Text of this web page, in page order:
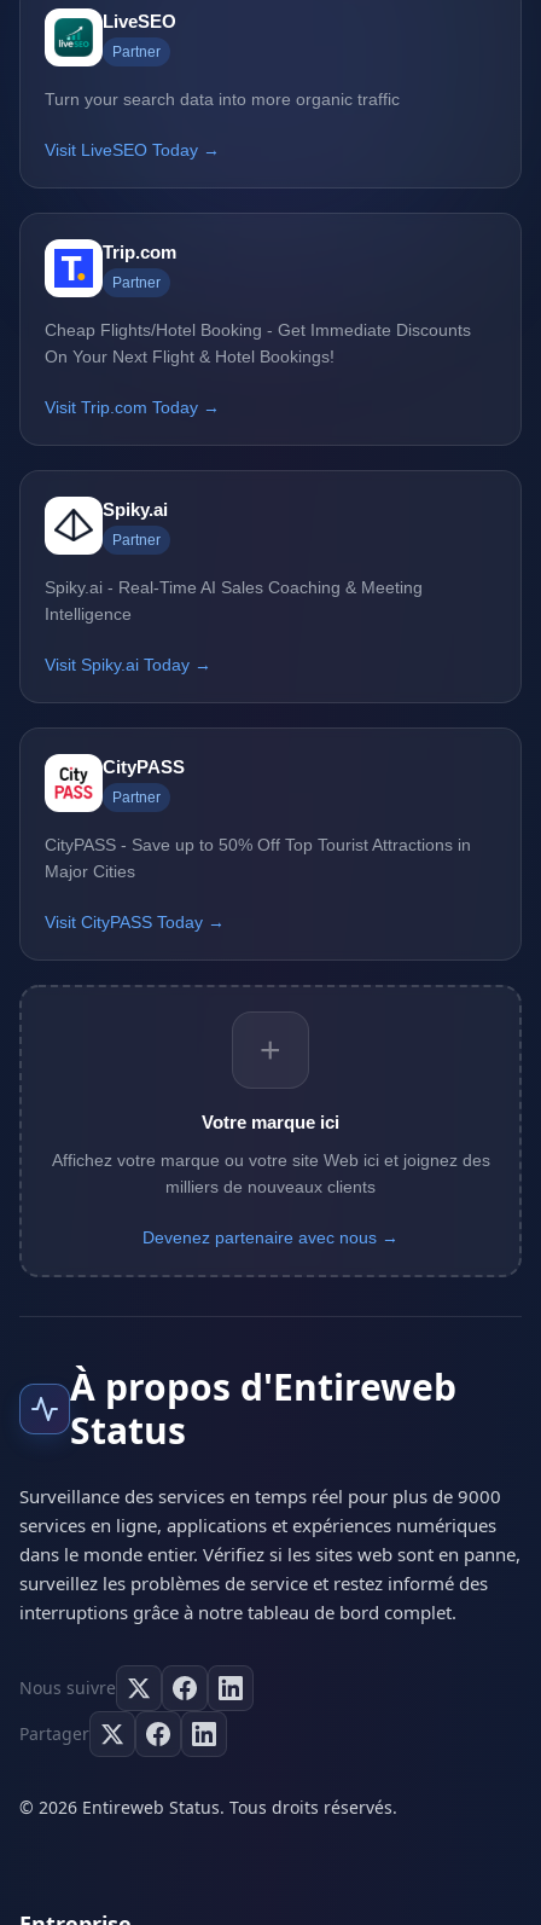
LiveSEO
Partner
Turn your search data into more organic traffic
Visit LiveSEO Today →
Trip.com
Partner
Cheap Flights/Hotel Booking - Get Immediate Discounts
On Your Next Flight & Hotel Bookings!
Visit Trip.com Today →
Spiky.ai
Partner
Spiky.ai - Real-Time AI Sales Coaching & Meeting
Intelligence
Visit Spiky.ai Today →
CityPASS
Partner
CityPASS - Save up to 50% Off Top Tourist Attractions in
Major Cities
Visit CityPASS Today →
+
Votre marque ici
Affichez votre marque ou votre site Web ici et joignez des
milliers de nouveaux clients
Devenez partenaire avec nous →
À propos d'Entireweb
Status
Surveillance des services en temps réel pour plus de 9000
services en ligne, applications et expériences numériques
dans le monde entier. Vérifiez si les sites web sont en panne,
surveillez les problèmes de service et restez informé des
interruptions grâce à notre tableau de bord complet.
Nous suivre
Partager
© 2026 Entireweb Status. Tous droits réservés.